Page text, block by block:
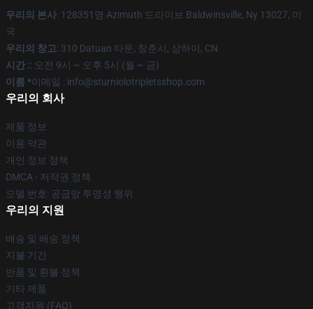
우리의 본사: 128351명 Azimuth 드라이브 Baldwinsville, Ny 13027, 미
국
우리의 창고: 310 Datuan 타운, 창춘시, 상하이, CN
시간 :: 오전 9시 ~ 오후 5시 (월 ~ 금)
이름 *이메일 : info@sturniolotripletsshop.com
우리의 회사
제품 정보
이용 약관
개인 정보 정책
DMCA - 저작권 정책
모델 번호: 공급망 투명성 행위
우리의 지원
배송 및 배송 정책
지불 기간
반품 및 환불 정책
기타 제품
고객지원 (FAQ)